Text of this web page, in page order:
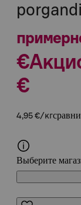
€
€
4,95 €/кг
Выберите